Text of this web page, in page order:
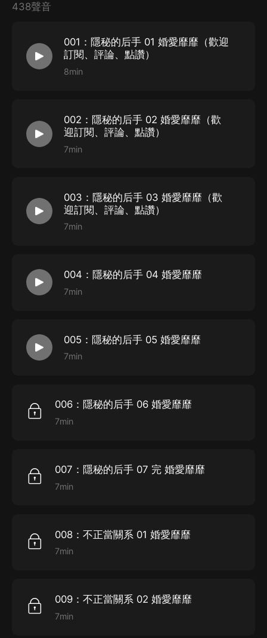
438聲音
001：隱秘的后手 01 婚愛靡靡（歡迎
訂閱、評論、點讚）
8min
002：隱秘的后手 02 婚愛靡靡（歡
迎訂閱、評論、點讚）
7min
003：隱秘的后手 03 婚愛靡靡（歡
迎訂閱、評論、點讚）
7min
004：隱秘的后手 04 婚愛靡靡
7min
005：隱秘的后手 05 婚愛靡靡
7min
006：隱秘的后手 06 婚愛靡靡
7min
007：隱秘的后手 07 完 婚愛靡靡
7min
008：不正當關系 01 婚愛靡靡
7min
009：不正當關系 02 婚愛靡靡
7min